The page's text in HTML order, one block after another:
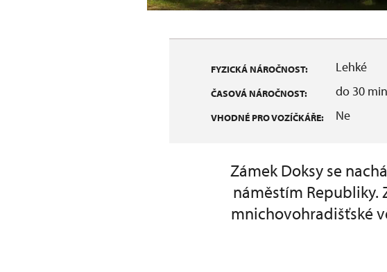
FYZICKÁ NÁROČNOST: Lehké
ČASOVÁ NÁROČNOST: do 30 min
VHODNÉ PRO VOZÍČKÁŘE: Ne
Zámek Doksy se
náměstím Republiky.
mnichovohradišťské